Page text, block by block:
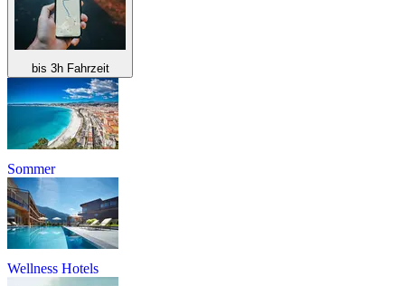
bis 3h Fahrzeit
Sommer
Wellness Hotels